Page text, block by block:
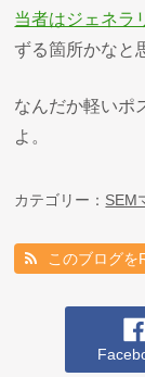
当者はジェネラ
ずる箇所かなと
なんだか軽いポ
よ。
カテゴリー： SEM
このブログを